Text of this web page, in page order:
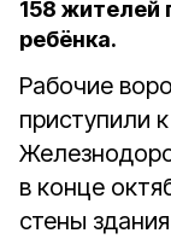
158 жителей
ребёнка.
Рабочие
приступили
в конце
стены